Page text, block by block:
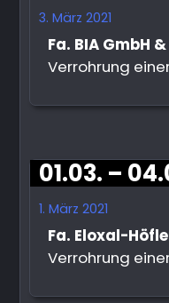
3. März 2021
Fa. BIA GmbH
Verrohrung
01.03. –
1. März 2021
Fa. Eloxal-
Verrohrung